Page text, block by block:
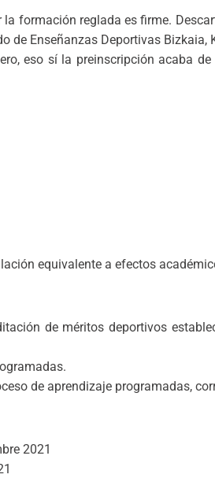
formación reglada es firme.
Enseñanzas Deportivas Bizkaia,
eso sí la preinscripción acaba
equivalente a efectos
de méritos deportivos
de aprendizaje programadas,
2021